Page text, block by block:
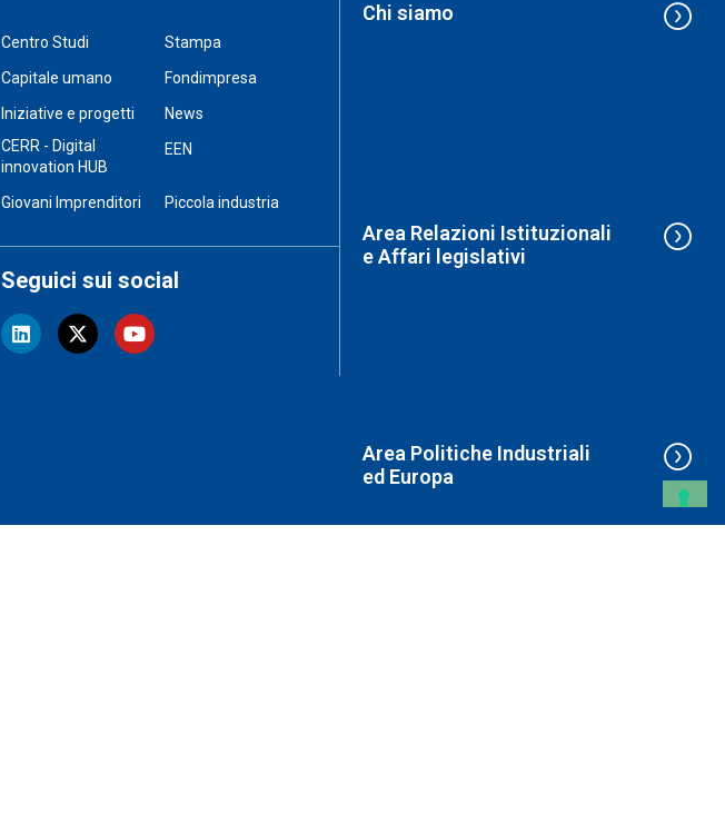
Centro Studi
Stampa
Capitale umano
Fondimpresa
Iniziative e progetti
News
CERR - Digital
innovation HUB
EEN
Giovani Imprenditori Piccola industria
Seguici sui social
Chi siamo
Area Relazioni Istituzionali
e Affari legislativi
Area Politiche Industriali
ed Europa